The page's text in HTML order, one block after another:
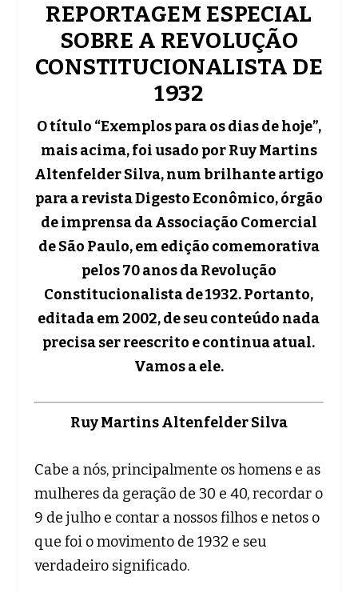
REPORTAGEM ESPECIAL
SOBRE A REVOLUÇÃO
CONSTITUCIONALISTA DE
1932
O título “Exemplos para os dias de hoje”,
mais acima, foi usado por Ruy Martins
Altenfelder Silva, num brilhante artigo
para a revista Digesto Econômico, órgão
de imprensa da Associação Comercial
de São Paulo, em edição comemorativa
pelos 70 anos da Revolução
Constitucionalista de 1932. Portanto,
editada em 2002, de seu conteúdo nada
precisa ser reescrito e continua atual.
Vamos a ele.
Ruy Martins Altenfelder Silva
Cabe a nós, principalmente os homens e as
mulheres da geração de 30 e 40, recordar o
9 de julho e contar a nossos filhos e netos o
que foi o movimento de 1932 e seu
verdadeiro significado.